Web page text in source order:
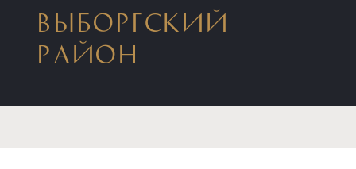
ВЫБОРГСКИЙ
РАЙОН